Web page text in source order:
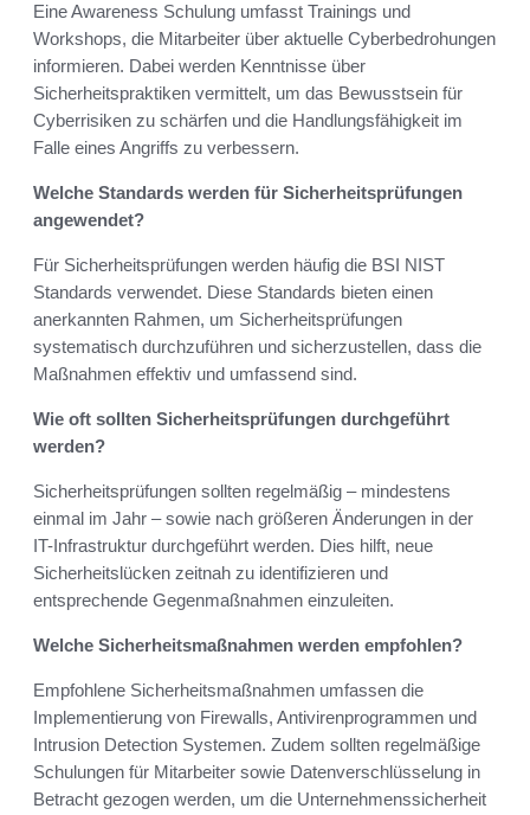
Eine Awareness Schulung umfasst Trainings und
Workshops, die Mitarbeiter über aktuelle Cyberbedrohungen
informieren. Dabei werden Kenntnisse über
Sicherheitspraktiken vermittelt, um das Bewusstsein für
Cyberrisiken zu schärfen und die Handlungsfähigkeit im
Falle eines Angriffs zu verbessern.
Welche Standards werden für Sicherheitsprüfungen
angewendet?
Für Sicherheitsprüfungen werden häufig die BSI NIST
Standards verwendet. Diese Standards bieten einen
anerkannten Rahmen, um Sicherheitsprüfungen
systematisch durchzuführen und sicherzustellen, dass die
Maßnahmen effektiv und umfassend sind.
Wie oft sollten Sicherheitsprüfungen durchgeführt
werden?
Sicherheitsprüfungen sollten regelmäßig – mindestens
einmal im Jahr – sowie nach größeren Änderungen in der
IT-Infrastruktur durchgeführt werden. Dies hilft, neue
Sicherheitslücken zeitnah zu identifizieren und
entsprechende Gegenmaßnahmen einzuleiten.
Welche Sicherheitsmaßnahmen werden empfohlen?
Empfohlene Sicherheitsmaßnahmen umfassen die
Implementierung von Firewalls, Antivirenprogrammen und
Intrusion Detection Systemen. Zudem sollten regelmäßige
Schulungen für Mitarbeiter sowie Datenverschlüsselung in
Betracht gezogen werden, um die Unternehmenssicherheit